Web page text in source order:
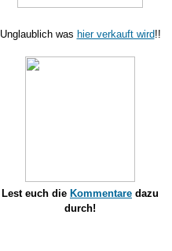
Unglaublich was hier verkauft wird!!
Lest euch die Kommentare dazu
durch!